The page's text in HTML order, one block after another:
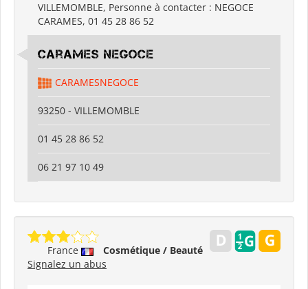
VILLEMOMBLE, Personne à contacter : NEGOCE
CARAMES, 01 45 28 86 52
carames negoce
CARAMESNEGOCE
93250 - VILLEMOMBLE
01 45 28 86 52
06 21 97 10 49
France
Cosmétique / Beauté
Signalez un abus